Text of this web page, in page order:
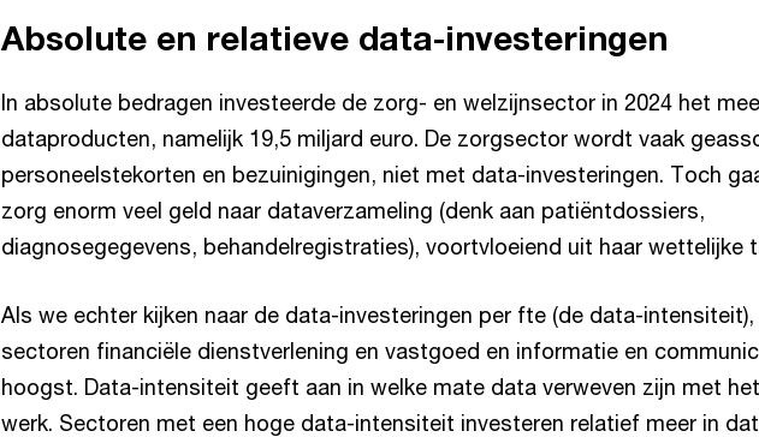
Absolute en relatieve data-investeringen
In absolute bedragen investeerde de zorg- en welzijnsector in 2024 het
dataproducten, namelijk 19,5 miljard euro. De zorgsector wordt vaak
personeelstekorten en bezuinigingen, niet met data-investeringen. Toch
zorg enorm veel geld naar dataverzameling (denk aan patiëntdossiers,
diagnosegegevens, behandelregistraties), voortvloeiend uit haar wettelijke
Als we echter kijken naar de data-investeringen per fte (de data-
sectoren financiële dienstverlening en vastgoed en informatie en
hoogst. Data-intensiteit geeft aan in welke mate data verweven zijn met
werk. Sectoren met een hoge data-intensiteit investeren relatief meer in